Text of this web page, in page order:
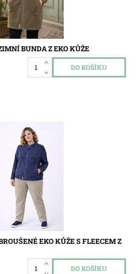
BUNDA Z EKO KŮŽE
EKO KŮŽE S FLEECEM Z